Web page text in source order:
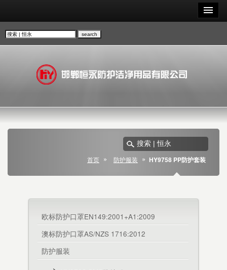
首页 防护服装 HY9758 PP防护套装
欧标防护口罩EN149:2001+A1:2009
澳标防护口罩AS/NZS 1716:2012
防护服装